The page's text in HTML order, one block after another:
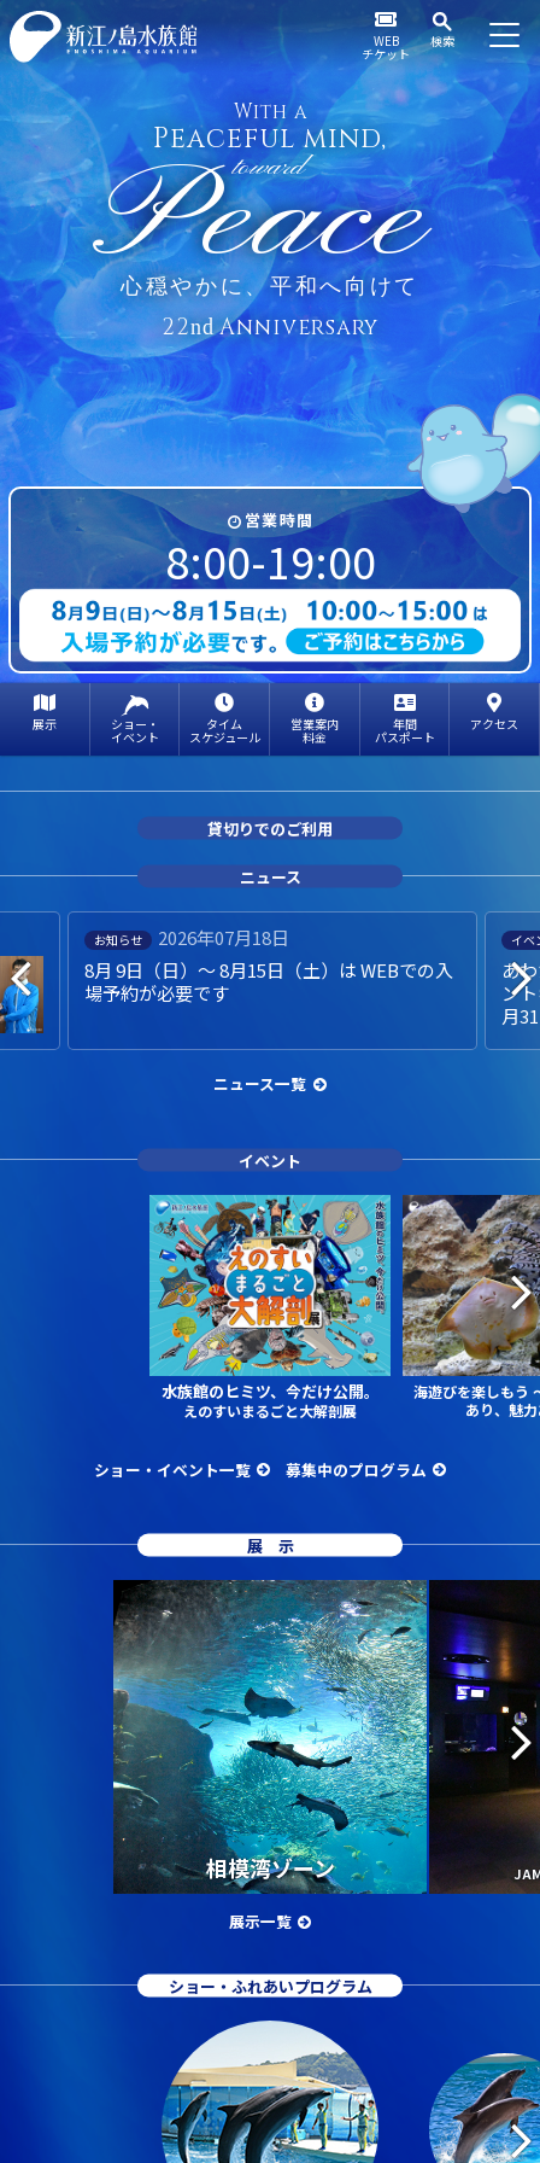
WEB
チケット
検索
With a
Peaceful mind,
toward
Peace
心穏やかに、平和へ向けて
22ndAnniversary
営業時間
8:00-19:00
展示 ショー・
イベント
タイム
スケジュール
営業案内
料金
年間
パスポート
アクセス
貸切りでのご利用
ニュース
お知らせ
2026年07月18日
8月 9日（日）～ 8月15日（土）は WEBでの入
場予約が必要です
イベ
あ
ン
月
ニュース一覧
イベント
水族館のヒミツ、今だけ公開。
えのすいまるごと大解剖展
海遊びを楽しもう
あり、魅
ショー・イベント一覧 募集中のプログラム
展示
相模湾ゾーン
展示一覧
ショー・ふれあいプログラム